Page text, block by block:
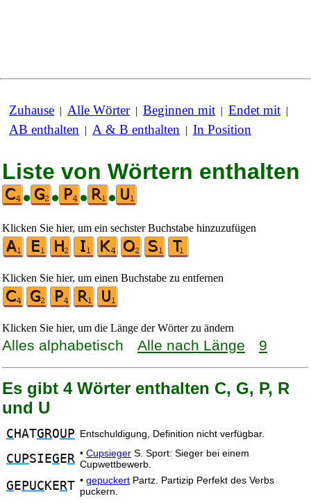
Zuhause | Alle Wörter| Beginnen mit | Endet mit |
AB enthalten | A & B enthalten | In Position
Liste von Wörtern enthalten
•
• • •
Klicken Sie hier, um ein sechster Buchstabe hinzuzufügen
Klicken Sie hier, um einen Buchstabe zu entfernen
Klicken Sie hier, um die Länge der Wörter zu ändern
Alles alphabetisch Alle nach Länge 9
Es gibt 4 Wörter enthalten C, G, P, R
und U
C HATGROUP Entschuldigung, Definition nicht verfügbar.
CUPSIEG E R • Cupsieger S. Sport: Sieger bei einem
Cupwettbewerb.
G E PUC KE RT • gepuckert Partz. Partizip Perfekt des Verbs
puckern.